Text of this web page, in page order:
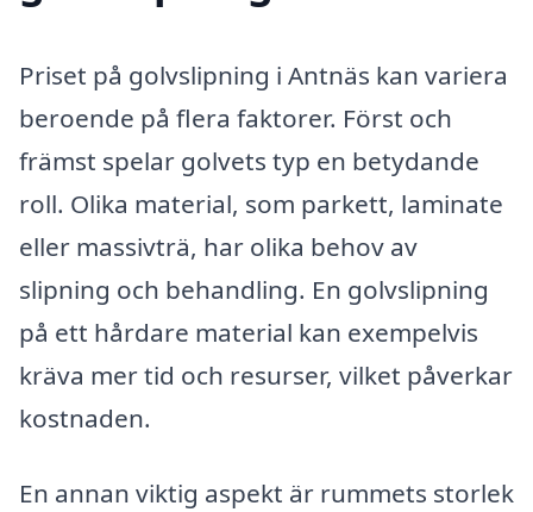
Priset på golvslipning i Antnäs kan variera
beroende på flera faktorer. Först och
främst spelar golvets typ en betydande
roll. Olika material, som parkett, laminate
eller massivträ, har olika behov av
slipning och behandling. En golvslipning
på ett hårdare material kan exempelvis
kräva mer tid och resurser, vilket påverkar
kostnaden.
En annan viktig aspekt är rummets storlek